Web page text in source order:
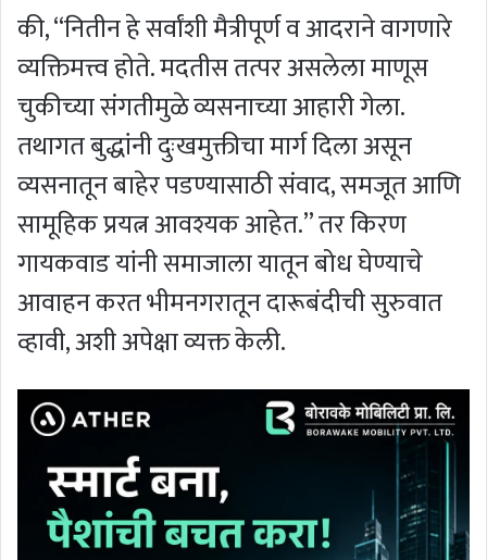
की, “नितीन हे सर्वांशी मैत्रीपूर्ण व आदराने वागणारे
व्यक्तिमत्त्व होते. मदतीस तत्पर असलेला माणूस
चुकीच्या संगतीमुळे व्यसनाच्या आहारी गेला.
तथागत बुद्धांनी दुःखमुक्तीचा मार्ग दिला असून
व्यसनातून बाहेर पडण्यासाठी संवाद, समजूत आणि
सामूहिक प्रयत्न आवश्यक आहेत.” तर किरण
गायकवाड यांनी समाजाला यातून बोध घेण्याचे
आवाहन करत भीमनगरातून दारूबंदीची सुरुवात
व्हावी, अशी अपेक्षा व्यक्त केली.